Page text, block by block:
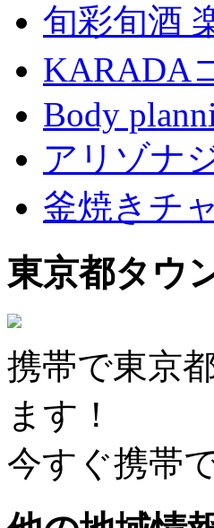
旬彩旬酒
KARADA
Body
アリゾナ
釜焼きチ
東京都タウ
携帯で東京
ます！
今すぐ携帯